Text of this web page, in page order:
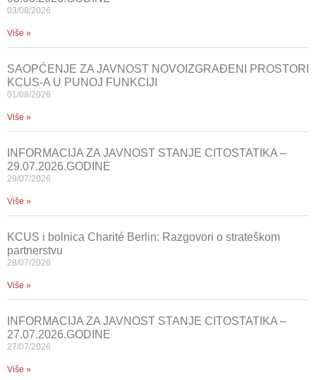
03/08/2026
Više »
SAOPĆENJE ZA JAVNOST NOVOIZGRAĐENI PROSTORI
KCUS-A U PUNOJ FUNKCIJI
01/08/2026
Više »
INFORMACIJA ZA JAVNOST STANJE CITOSTATIKA –
29.07.2026.GODINE
29/07/2026
Više »
KCUS i bolnica Charité Berlin: Razgovori o strateškom
partnerstvu
28/07/2026
Više »
INFORMACIJA ZA JAVNOST STANJE CITOSTATIKA –
27.07.2026.GODINE
27/07/2026
Više »